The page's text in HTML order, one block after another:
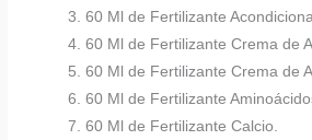
3. 60 Ml de Fertilizante
4. 60 Ml de Fertilizante Crema de
5. 60 Ml de Fertilizante Crema de
6. 60 Ml de Fertilizante
7. 60 Ml de Fertilizante Calcio.